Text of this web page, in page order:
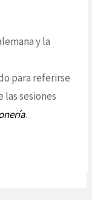
y la
para referirse
sesiones
.